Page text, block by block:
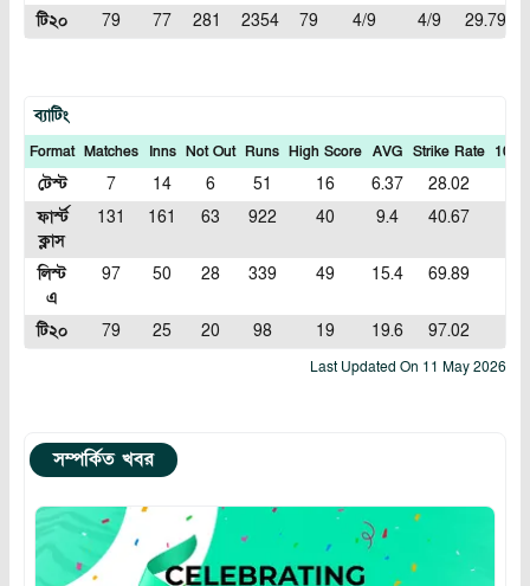
টি২০ 79 77 281 2354 79 4/9 4/9 29.79
ব্যাটিং
Format Matches Inns Not Out Runs High Score AVG Strike Rate 100S
টেস্ট 7 14 6 51 16 6.37 28.02
ফার্স্ট
ক্লাস
131 161 63 922 40 9.4 40.67
লিস্ট
এ
97 50 28 339 49 15.4 69.89
টি২০ 79 25 20 98 19 19.6 97.02
Last Updated On 11 May 2026
সম্পর্কিত খবর